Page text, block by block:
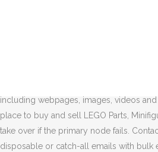
19h. Il y a 1 jour - Liste complète des
including webpages, images, videos
place to buy and sell LEGO Parts,
take over if the primary node fails.
disposable or catch-all emails with bulk